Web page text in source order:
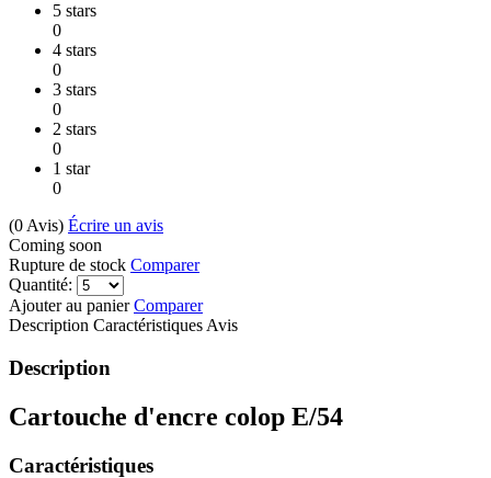
5 stars
0
4 stars
0
3 stars
0
2 stars
0
1 star
0
(0 Avis) Écrire un avis
Coming soon
Rupture de stock Comparer
Quantité:
Ajouter au panier Comparer
Description Caractéristiques Avis
Description
Cartouche d'encre colop E/54
Caractéristiques